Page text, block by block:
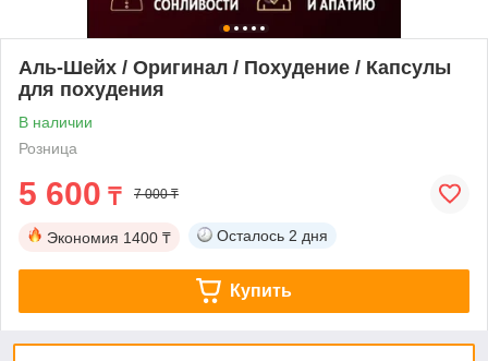
Аль-Шейх / Оригинал / Похудение / Капсулы
для похудения
В наличии
Розница
5 600 ₸ 7 000 ₸
Экономия 1400 ₸ Осталось 2 дня
Купить